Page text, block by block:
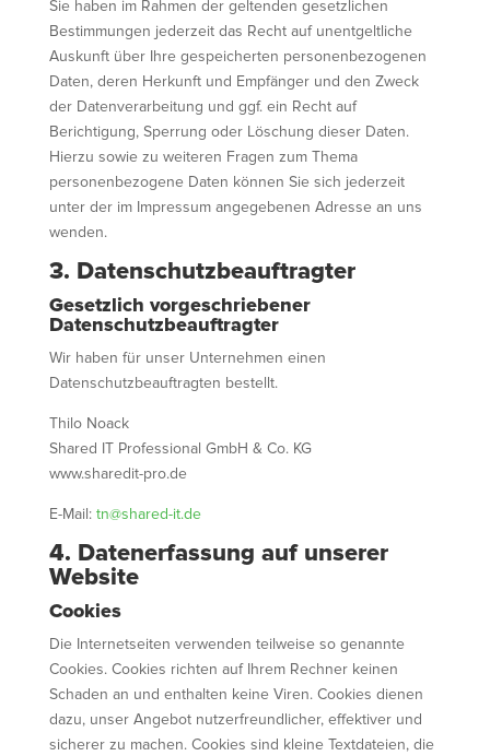
Sie haben im Rahmen der geltenden gesetzlichen
Bestimmungen jederzeit das Recht auf unentgeltliche
Auskunft über Ihre gespeicherten personenbezogenen
Daten, deren Herkunft und Empfänger und den Zweck
der Datenverarbeitung und ggf. ein Recht auf
Berichtigung, Sperrung oder Löschung dieser Daten.
Hierzu sowie zu weiteren Fragen zum Thema
personenbezogene Daten können Sie sich jederzeit
unter der im Impressum angegebenen Adresse an uns
wenden.
3. Datenschutzbeauftragter
Gesetzlich vorgeschriebener
Datenschutzbeauftragter
Wir haben für unser Unternehmen einen
Datenschutzbeauftragten bestellt.
Thilo Noack
Shared IT Professional GmbH & Co. KG
www.sharedit-pro.de
E-Mail: tn@shared-it.de
4. Datenerfassung auf unserer
Website
Cookies
Die Internetseiten verwenden teilweise so genannte
Cookies. Cookies richten auf Ihrem Rechner keinen
Schaden an und enthalten keine Viren. Cookies dienen
dazu, unser Angebot nutzerfreundlicher, effektiver und
sicherer zu machen. Cookies sind kleine Textdateien, die